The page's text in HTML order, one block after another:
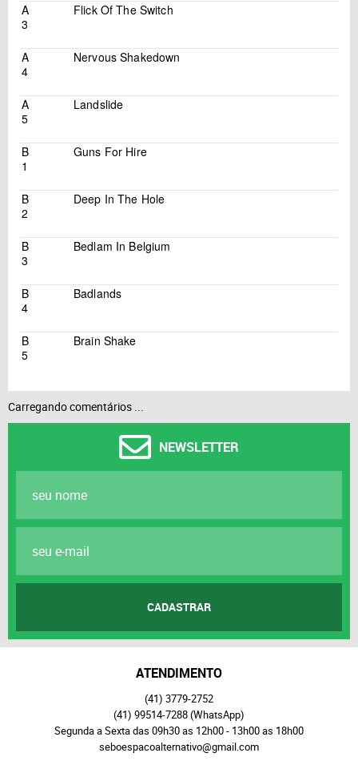
A
3
Flick Of The Switch
A
4
Nervous Shakedown
A
5
Landslide
B
1
Guns For Hire
B
2
Deep In The Hole
B
3
Bedlam In Belgium
B
4
Badlands
B
5
Brain Shake
Carregando comentários ...
NEWSLETTER
CADASTRAR
ATENDIMENTO
(41) 3779-2752
(41) 99514-7288(WhatsApp)
Segunda a Sexta das 09h30 as 12h00 - 13h00 as 18h00
seboespacoalternativo@gmail.com